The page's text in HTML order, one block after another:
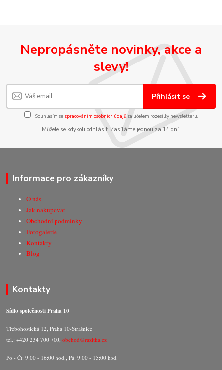
Nepropásněte novinky, akce a
slevy!
Přihlásit se
Souhlasím se zpracováním osobních údajůza účelem rozesílky newsletteru.
Můžete se kdykoli odhlásit. Zasíláme jednou za 14 dní.
Informace pro zákazníky
O nás
Jak nakupovat
Obchodní podmínky
Fotogalerie
Kontakty
Blog
Kontakty
Sídlo společnosti Praha 10
Třebohostická 12, Praha 10-Strašnice
tel.: +420 234 700 700,obchod@razitka.cz
Po - Čt: 9:00 - 16:00 hod., Pá: 9:00 - 15:00 hod.